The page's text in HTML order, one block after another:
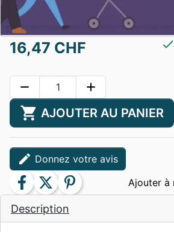
Description
16,47 CHF check
remove add
shopping_cart AJOUTER AU PANIER
edit Donnez votre avis
facebook twitter pinterest